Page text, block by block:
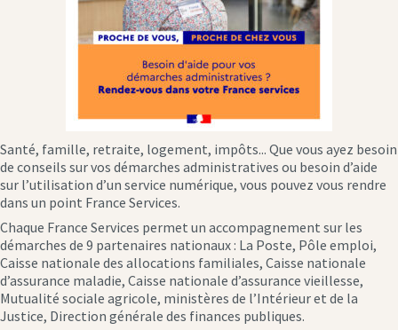
Santé, famille, retraite, logement, impôts... Que vous ayez besoin
de conseils sur vos démarches administratives ou besoin d’aide
sur l’utilisation d’un service numérique, vous pouvez vous rendre
dans un point France Services.
Chaque France Services permet un accompagnement sur les
démarches de 9 partenaires nationaux : La Poste, Pôle emploi,
Caisse nationale des allocations familiales, Caisse nationale
d’assurance maladie, Caisse nationale d’assurance vieillesse,
Mutualité sociale agricole, ministères de l’Intérieur et de la
Justice, Direction générale des finances publiques.